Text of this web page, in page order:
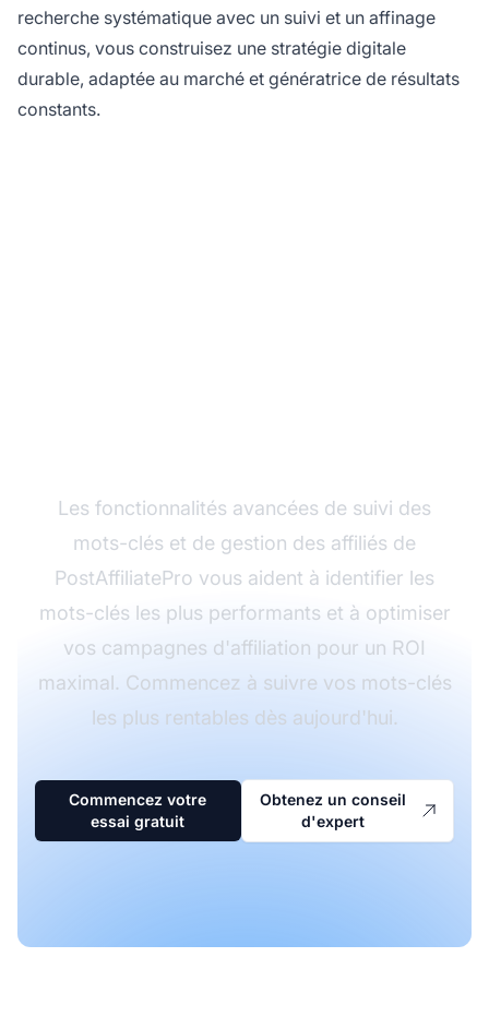
recherche systématique avec un suivi et un affinage
continus, vous construisez une stratégie digitale
durable, adaptée au marché et génératrice de résultats
constants.
Les fonctionnalités avancées de suivi des
mots-clés et de gestion des affiliés de
PostAffiliatePro vous aident à identifier les
mots-clés les plus performants et à optimiser
vos campagnes d'affiliation pour un ROI
maximal. Commencez à suivre vos mots-clés
les plus rentables dès aujourd'hui.
Commencez votre
essai gratuit
Obtenez un conseil
d'expert